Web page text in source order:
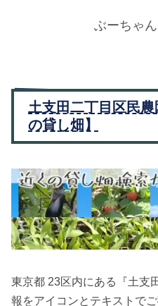
ぶーちゃ
土支田二丁目区民
の貸し畑】
東京都 23区内にある『土支
報をアイコンとテキストで